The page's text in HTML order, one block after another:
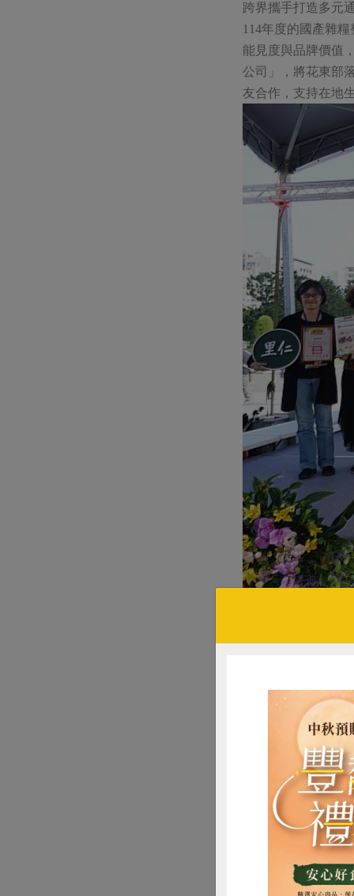
跨界攜手打造多元
114年度的國產雜
能見度與品牌價值
公司」，將花東部
友合作，支持在地
上優惠攻佔全家人
動會」優質產品，
國產雜糧生活月遊
農糧署表示，本次
計「國產雜糧料理
價值與料理應用。
中正紀念堂兩廳院